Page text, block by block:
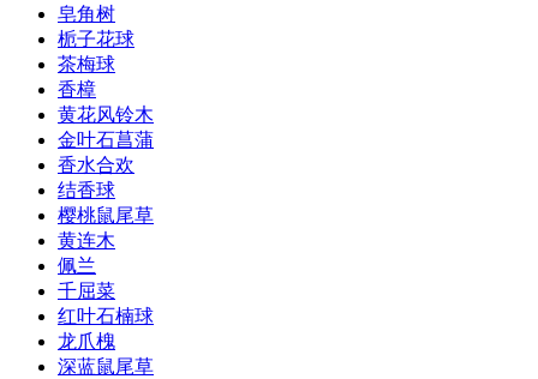
皂角树
栀子花球
茶梅球
香樟
黄花风铃木
金叶石菖蒲
香水合欢
结香球
樱桃鼠尾草
黄连木
佩兰
千屈菜
红叶石楠球
龙爪槐
深蓝鼠尾草